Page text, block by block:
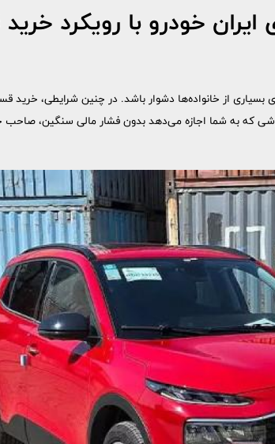
خودرو با رویکرد
از خانواده‌ها دشوار باشد. در چنین شرایطی،
که به شما اجازه می‌دهد بدون فشار مالی سنگین،